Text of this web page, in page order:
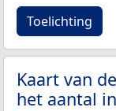
Toelichting
Kaart van
het aantal